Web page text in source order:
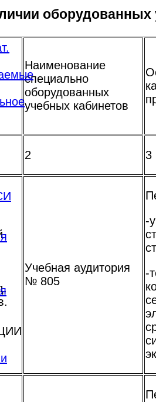
оборудованных
Наименование
специально
оборудованных
учебных кабинетов
2 3
Учебная аудитория
№ 805
-
-